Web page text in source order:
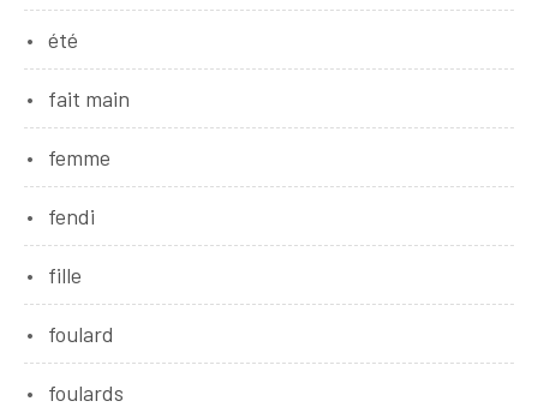
été
fait main
femme
fendi
fille
foulard
foulards